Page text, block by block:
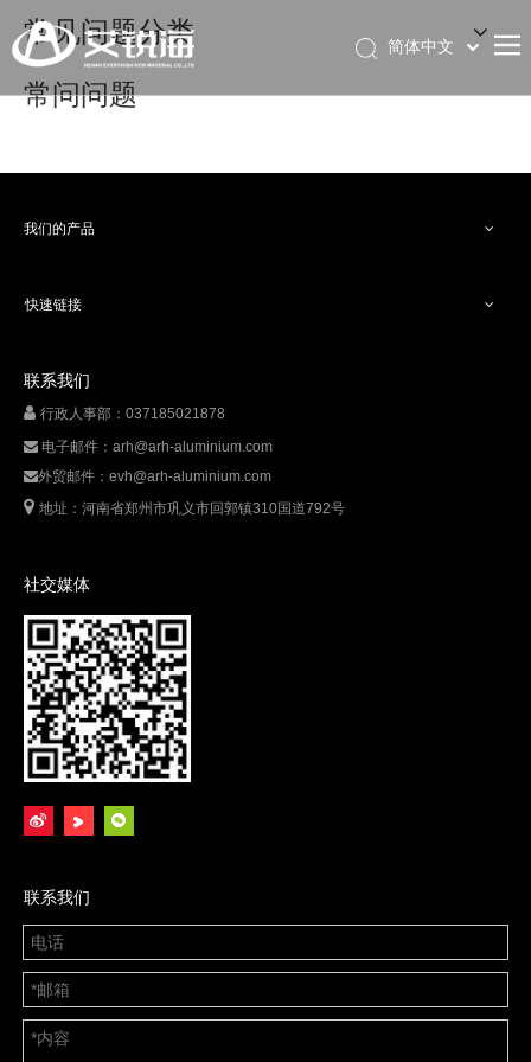
简体中文
常见问题分类
常问问题
我们的产品
快速链接
联系我们
 行政人事部：037185021878
 电子邮件： arh@arh-aluminium.com
外贸邮件： evh@arh-aluminium.com
 地址：河南省郑州市巩义市回郭镇310国道792号
社交媒体
联系我们